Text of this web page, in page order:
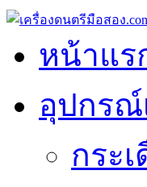
หน้าแร
อุปกรณ์
กระ